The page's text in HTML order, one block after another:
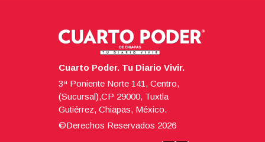
Cuarto Poder. Tu Diario Vivir.
3ª Poniente Norte 141, Centro,
(Sucursal),CP 29000, Tuxtla
Gutiérrez, Chiapas, México.
©Derechos Reservados 2026